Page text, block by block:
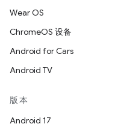
Wear OS
ChromeOS 设备
Android for Cars
Android TV
版本
Android 17